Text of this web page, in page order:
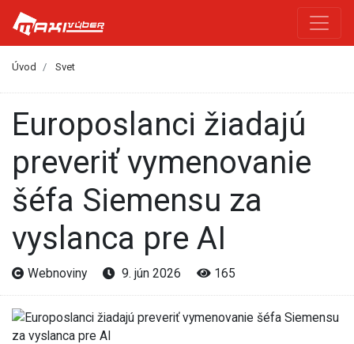
Úvod Svet
Europoslanci žiadajú
preveriť vymenovanie
šéfa Siemensu za
vyslanca pre AI
Webnoviny 9. jún 2026 165